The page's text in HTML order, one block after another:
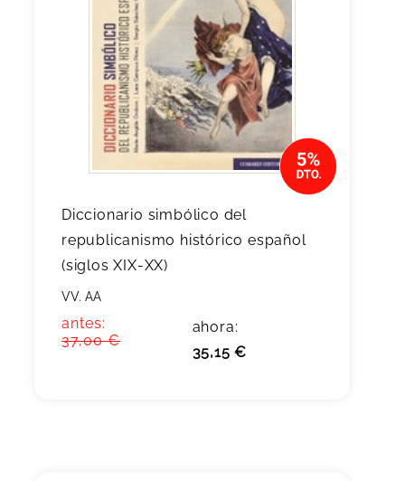
Diccionario simbólico del
republicanismo histórico español
(siglos XIX-XX)
VV. AA
antes:
37,00 €
ahora:
35,15 €